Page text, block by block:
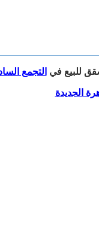
للبيع في التجمع
الجديدة